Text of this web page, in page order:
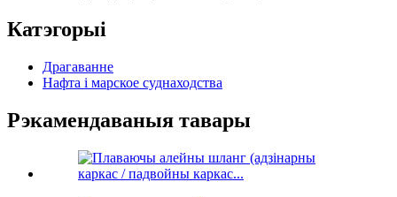
Катэгорыі
Драгаванне
Нафта і марское суднаходства
Рэкамендаваныя тавары